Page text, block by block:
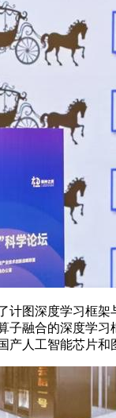
深度学习框架
子融合的深度学
人工智能芯片